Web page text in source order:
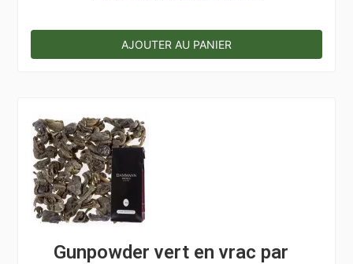
AJOUTER AU PANIER
Gunpowder vert en vrac par